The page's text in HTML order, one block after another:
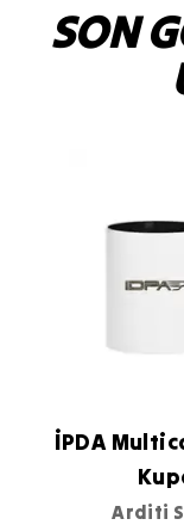
SON
İPDA
Arditi